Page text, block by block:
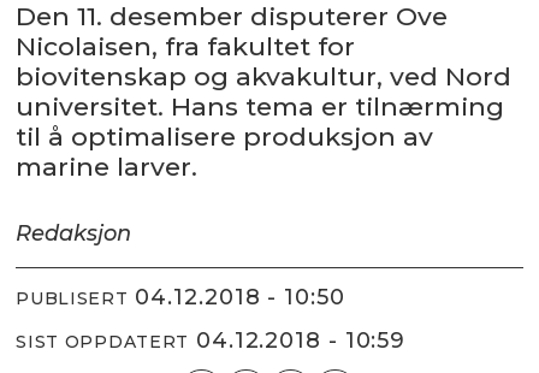
Den 11. desember disputerer Ove
Nicolaisen, fra fakultet for
biovitenskap og akvakultur, ved Nord
universitet. Hans tema er tilnærming
til å optimalisere produksjon av
marine larver.
Redaksjon
PUBLISERT 04.12.2018 - 10:50
SIST OPPDATERT 04.12.2018 - 10:59